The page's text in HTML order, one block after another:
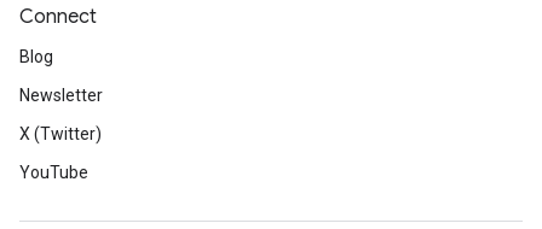
Connect
Blog
Newsletter
X (Twitter)
YouTube